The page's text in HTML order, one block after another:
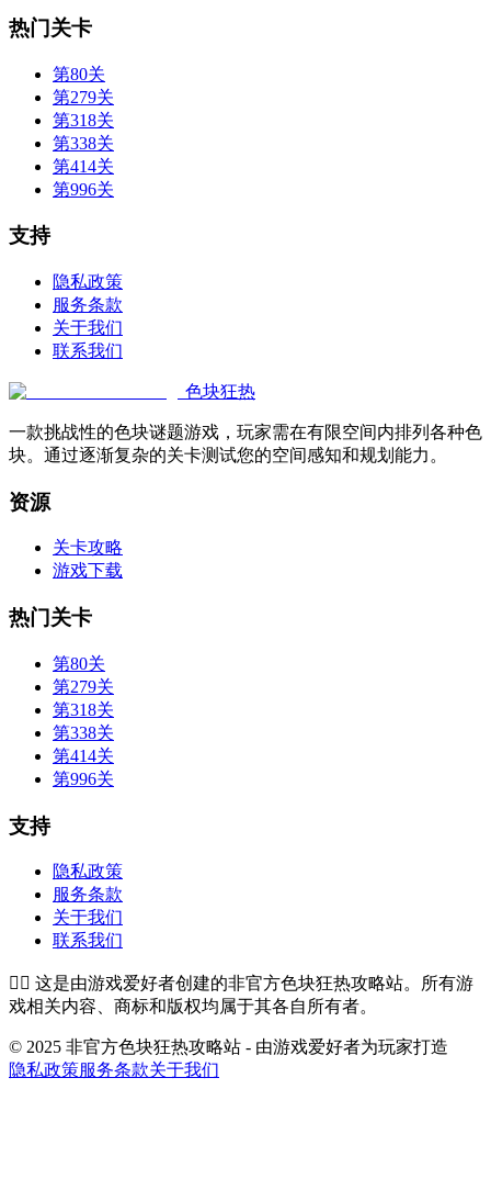
热门关卡
第80关
第279关
第318关
第338关
第414关
第996关
支持
隐私政策
服务条款
关于我们
联系我们
色块狂热
一款挑战性的色块谜题游戏，玩家需在有限空间内排列各种色
块。通过逐渐复杂的关卡测试您的空间感知和规划能力。
资源
关卡攻略
游戏下载
热门关卡
第80关
第279关
第318关
第338关
第414关
第996关
支持
隐私政策
服务条款
关于我们
联系我们
👉🏻 这是由游戏爱好者创建的非官方色块狂热攻略站。所有游
戏相关内容、商标和版权均属于其各自所有者。
© 2025 非官方色块狂热攻略站 - 由游戏爱好者为玩家打造
隐私政策服务条款关于我们